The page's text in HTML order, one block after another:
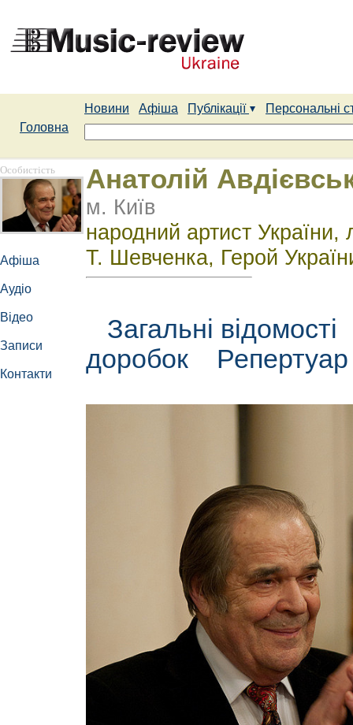
Новини Афіша Публікації
Персональні
Головна
Особистість
Афіша
Аудіо
Відео
Записи
Контакти
Анатолій
м. Київ
народний артист України,
Т. Шевченка, Герой
Загальні відомості
доробок